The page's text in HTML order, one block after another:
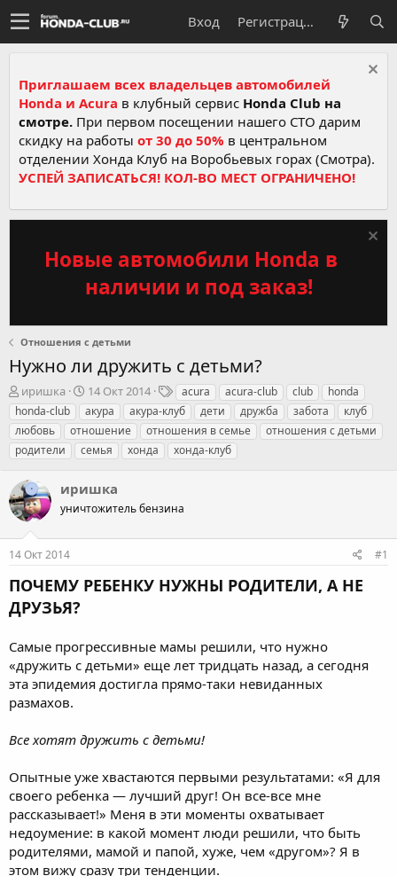
Вход Регистрация
Приглашаем всех владельцев автомобилей
Honda и Acura в клубный сервис Honda Club на
смотре. При первом посещении нашего СТО дарим
скидку на работы от 30 до 50% в центральном
отделении Хонда Клуб на Воробьевых горах (Смотра).
УСПЕЙ ЗАПИСАТЬСЯ! КОЛ-ВО МЕСТ ОГРАНИЧЕНО!
Новые автомобили Honda в
наличии и под заказ!
Отношения с детьми
Нужно ли дружить с детьми?
А
в
т
о
р
е
м
ы
иришка
Д
а
т
а
н
ч
14 Окт 2014
Т
е
г
и
acura acura-club club
honda
honda-club
акура акура-клуб дети дружба забота
клуб
любовь
отношение отношения в семье
отношения с детьми
родители
семья хонда хонда-клуб
иришка
уничтожитель бензина
14 Окт 2014 #1
ПОЧЕМУ РЕБЕНКУ НУЖНЫ РОДИТЕЛИ, А НЕ
ДРУЗЬЯ?
Самые прогрессивные мамы решили, что нужно
«дружить с детьми» еще лет тридцать назад, а сегодня
эта эпидемия достигла прямо-таки невиданных
размахов.
Все хотят дружить с детьми!
Опытные уже хвастаются первыми результатами: «Я для
своего ребенка — лучший друг! Он все-все мне
рассказывает!» Меня в эти моменты охватывает
недоумение: в какой момент люди решили, что быть
родителями, мамой и папой, хуже, чем «другом»? Я в
этом вижу сразу три тенденции.